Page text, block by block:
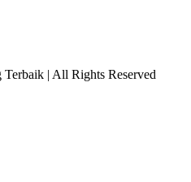
| All Rights Reserved